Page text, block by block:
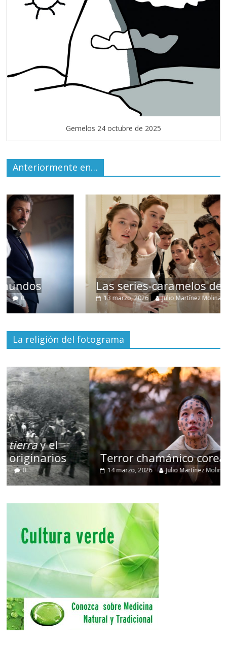
Gemelos 24 octubre de 2025
Anteriormente en…
Las series-caramelos de Shondaland
13 marzo, 2026 Julio Martínez Molina 0
La religión del fotograma
Terror chamánico coreano
14 marzo, 2026 Julio Martínez Molina 0